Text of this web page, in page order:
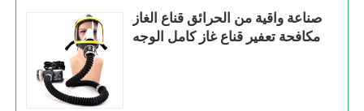
صناعة واقية من الحرائق قناع الغاز
مكافحة تعفير قناع غاز كامل الوجه